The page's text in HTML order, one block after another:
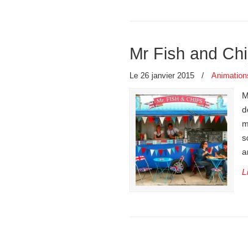
Mr Fish and
Le 26 janvier 2015 /